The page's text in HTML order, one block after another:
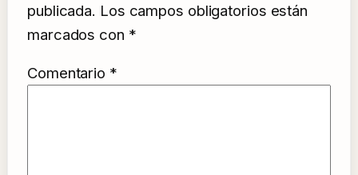
publicada. Los campos obligatorios están
marcados con *
Comentario *